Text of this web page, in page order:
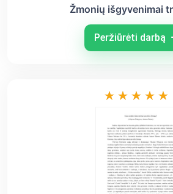
Žmonių išgyvenimai
Peržiūrėti darbą